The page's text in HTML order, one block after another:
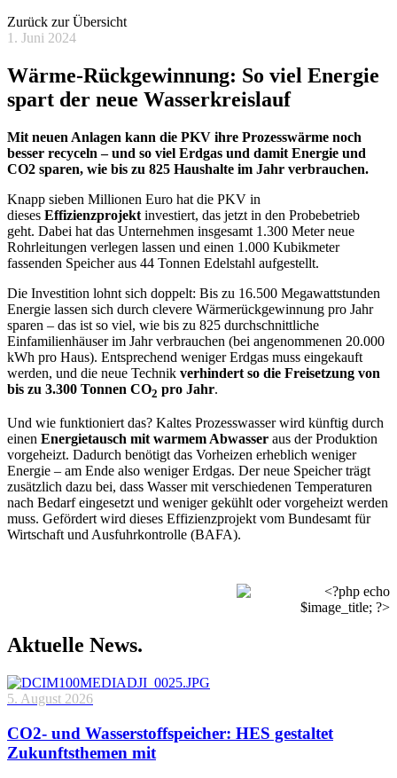
Zurück zur Übersicht
1. Juni 2024
Wärme-Rückgewinnung: So viel Energie
spart der neue Wasserkreislauf
Mit neuen Anlagen kann die PKV ihre Prozesswärme noch
besser recyceln – und so viel Erdgas und damit Energie und
CO2 sparen, wie bis zu 825 Haushalte im Jahr verbrauchen.
Knapp sieben Millionen Euro hat die PKV in
dieses Effizienzprojekt investiert, das jetzt in den Probebetrieb
geht. Dabei hat das Unternehmen insgesamt 1.300 Meter neue
Rohrleitungen verlegen lassen und einen 1.000 Kubikmeter
fassenden Speicher aus 44 Tonnen Edelstahl aufgestellt.
Die Investition lohnt sich doppelt: Bis zu 16.500 Megawattstunden
Energie lassen sich durch clevere Wärmerückgewinnung pro Jahr
sparen – das ist so viel, wie bis zu 825 durchschnittliche
Einfamilienhäuser im Jahr verbrauchen (bei angenommenen 20.000
kWh pro Haus). Entsprechend weniger Erdgas muss eingekauft
werden, und die neue Technik verhindert so die Freisetzung von
bis zu 3.300 Tonnen CO2 pro Jahr.
Und wie funktioniert das? Kaltes Prozesswasser wird künftig durch
einen Energietausch mit warmem Abwasser aus der Produktion
vorgeheizt. Dadurch benötigt das Vorheizen erheblich weniger
Energie – am Ende also weniger Erdgas. Der neue Speicher trägt
zusätzlich dazu bei, dass Wasser mit verschiedenen Temperaturen
nach Bedarf eingesetzt und weniger gekühlt oder vorgeheizt werden
muss. Gefördert wird dieses Effizienzprojekt vom Bundesamt für
Wirtschaft und Ausfuhrkontrolle (BAFA).
Aktuelle News.
5. August 2026
CO2- und Wasserstoffspeicher: HES gestaltet
Zukunftsthemen mit